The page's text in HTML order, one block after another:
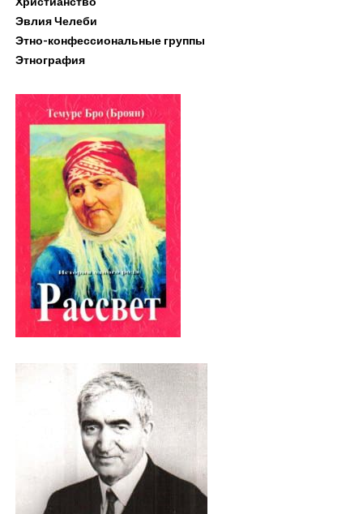
Эвлия Челеби
Этно-конфессиональные группы
Этнография